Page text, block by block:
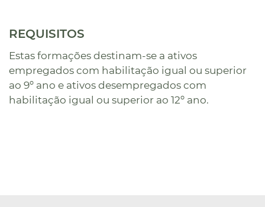
REQUISITOS
Estas formações destinam-se a ativos
empregados com habilitação igual ou superior
ao 9º ano e ativos desempregados com
habilitação igual ou superior ao 12º ano.